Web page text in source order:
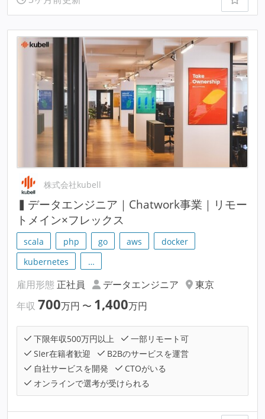
株式会社kubell
▍データエンジニア｜Chatwork事業｜リモー
トメイン×フレックス
scala php go aws
docker
kubernetes
…
雇用形態 正社員 データエンジニア
東京
年収 700万円 〜 1,400万円
下限年収500万円以上
一部リモート可
SIer在籍者歓迎
B2Bのサービスを運営
自社サービスを開発
CTOがいる
オンラインで選考が受けられる